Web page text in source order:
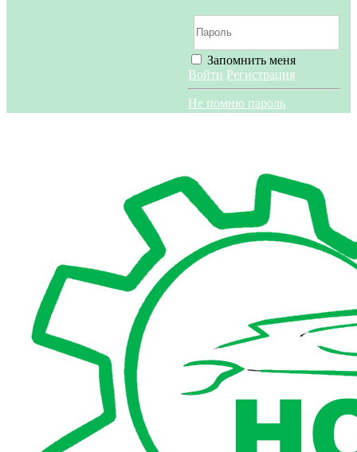
Запомнить меня
Войти Регистрация
Не помню пароль